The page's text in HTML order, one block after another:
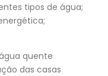
tipos de água;
quente
das casas